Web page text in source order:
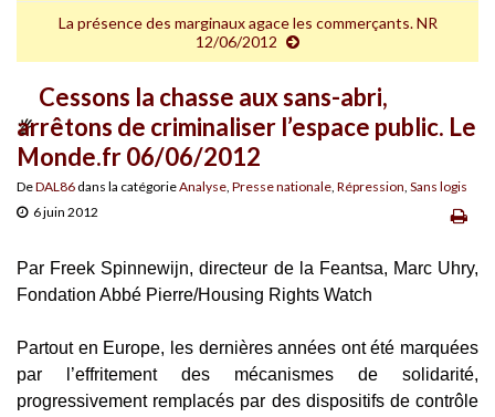
La présence des marginaux agace les commerçants. NR
12/06/2012
Cessons la chasse aux sans-abri,
arrêtons de criminaliser l’espace public. Le
Monde.fr 06/06/2012
DeDAL86 dans la catégorieAnalyse, Presse nationale, Répression, Sans logis
6 juin 2012
Par Freek Spinnewijn, directeur de la Feantsa, Marc Uhry,
Fondation Abbé Pierre/Housing Rights Watch
Partout en Europe, les dernières années ont été marquées
par l’effritement des mécanismes de solidarité,
progressivement remplacés par des dispositifs de contrôle